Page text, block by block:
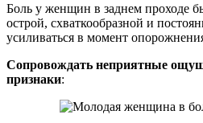
Боль у женщин в заднем проходе
острой, схваткообразной и
усиливаться в момент
Сопровождать неприятные
признаки: